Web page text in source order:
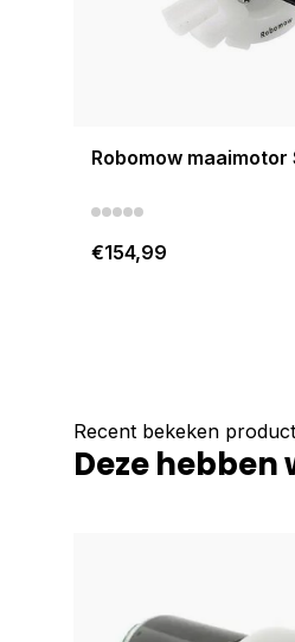
Robomow maaimotor
€154,99
Recent bekeken
Deze hebben